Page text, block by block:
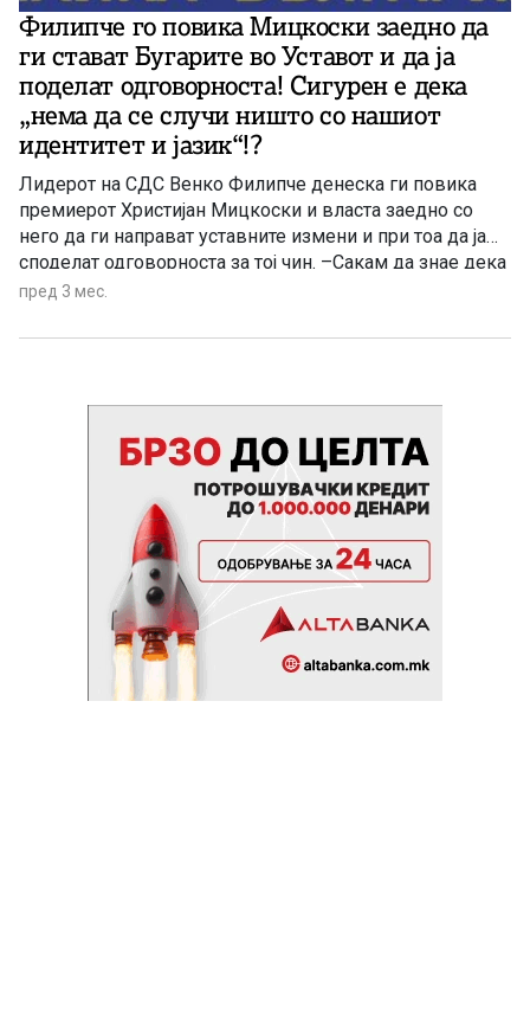
Филипче го повика Мицкоски заедно да
ги стават Бугарите во Уставот и да ја
поделат одговорноста! Сигурен е дека
„нема да се случи ништо со нашиот
идентитет и јазик“!?
Лидерот на СДС Венко Филипче денеска ги повика
премиерот Христијан Мицкоски и власта заедно со
него да ги направат уставните измени и при тоа да ја
споделат одговорноста за тој чин. –Сакам да знае дека
ја споделуваме одговорноста за било што, што
сум прилично сигурен дека нема да се случи нешто
на преговорите – рече Филипче. Тој не појасни како
замислува „заеднички да ја споделувале одговорноста
пред 3 мес.